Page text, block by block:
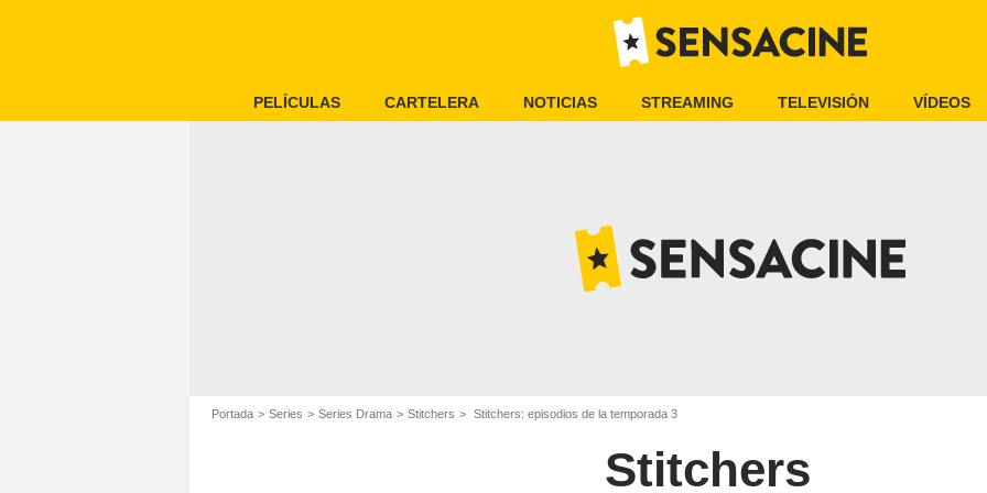
PELÍCULAS CARTELERA NOTICIAS STREAMING TELEVISIÓN VÍDEOS
Portada Series Series Drama Stitchers Stitchers: episodios de la temporada 3
Stitchers